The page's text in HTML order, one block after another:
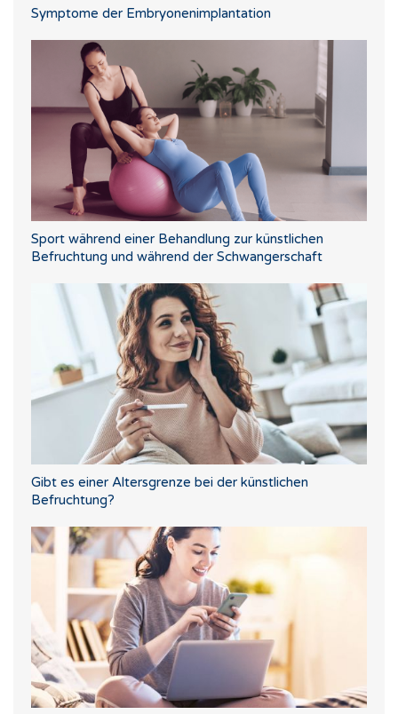
Symptome der Embryonenimplantation
Sport während einer Behandlung zur künstlichen
Befruchtung und während der Schwangerschaft
Gibt es einer Altersgrenze bei der künstlichen
Befruchtung?